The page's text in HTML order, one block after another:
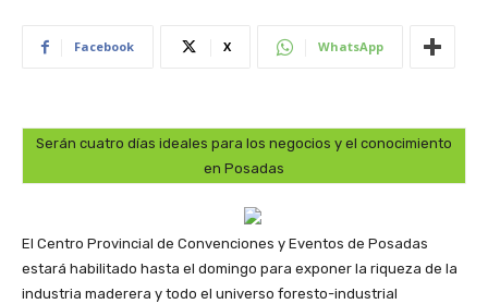
Facebook X WhatsApp
Serán cuatro días ideales para los negocios y el conocimiento
en Posadas
El Centro Provincial de Convenciones y Eventos de Posadas
estará habilitado hasta el domingo para exponer la riqueza de la
industria maderera y todo el universo foresto-industrial